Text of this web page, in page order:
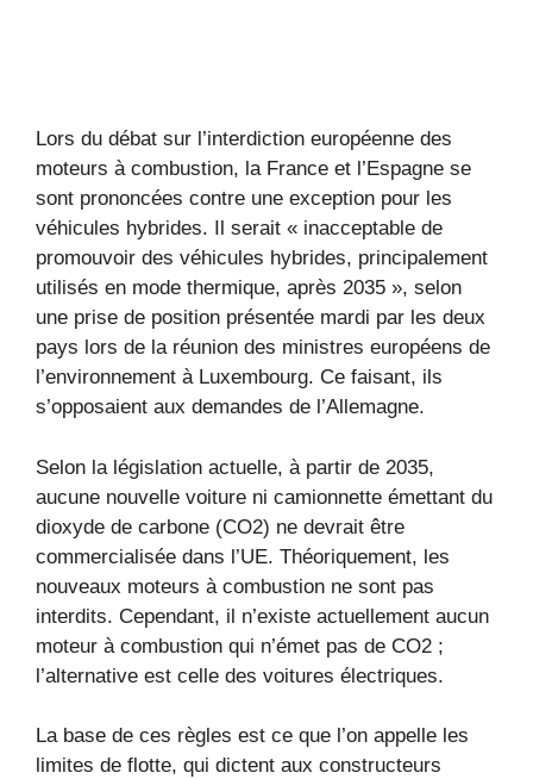
Lors du débat sur l’interdiction européenne des
moteurs à combustion, la France et l’Espagne se
sont prononcées contre une exception pour les
véhicules hybrides. Il serait « inacceptable de
promouvoir des véhicules hybrides, principalement
utilisés en mode thermique, après 2035 », selon
une prise de position présentée mardi par les deux
pays lors de la réunion des ministres européens de
l’environnement à Luxembourg. Ce faisant, ils
s’opposaient aux demandes de l’Allemagne.
Selon la législation actuelle, à partir de 2035,
aucune nouvelle voiture ni camionnette émettant du
dioxyde de carbone (CO2) ne devrait être
commercialisée dans l’UE. Théoriquement, les
nouveaux moteurs à combustion ne sont pas
interdits. Cependant, il n’existe actuellement aucun
moteur à combustion qui n’émet pas de CO2 ;
l’alternative est celle des voitures électriques.
La base de ces règles est ce que l’on appelle les
limites de flotte, qui dictent aux constructeurs